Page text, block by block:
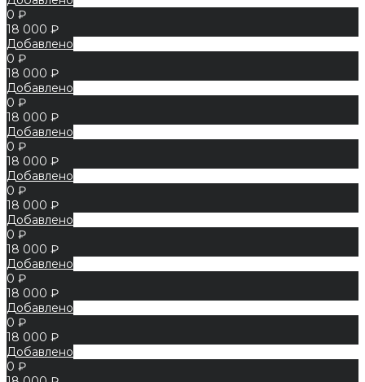
0 ₽
18 000 ₽
Добавлено
0 ₽
18 000 ₽
Добавлено
0 ₽
18 000 ₽
Добавлено
0 ₽
18 000 ₽
Добавлено
0 ₽
18 000 ₽
Добавлено
0 ₽
18 000 ₽
Добавлено
0 ₽
18 000 ₽
Добавлено
0 ₽
18 000 ₽
Добавлено
0 ₽